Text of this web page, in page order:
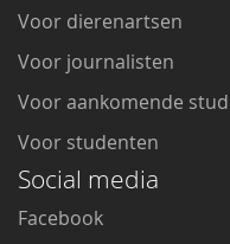
Voor dierenartsen
Voor journalisten
Voor aankomende
Voor studenten
Social media
Facebook